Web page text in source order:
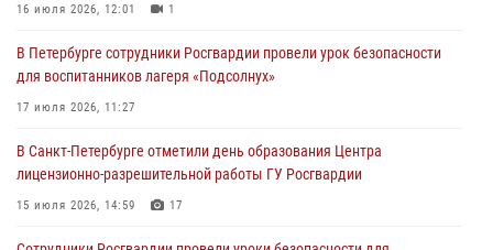
06 августа 2026, 11:36
Сотрудники и военнослужащие Росгвардии обеспечили
правопорядок при проведении матча "Зенит" - "Балтика"
06 августа 2026, 07:30
В Выборгском районе наряд Росгвардии обнаружил
разыскиваемый преступный автотранспорт
05 августа 2026, 12:25 2
16 июля 2026, 12:01 1
В Петербурге сотрудники Росгвардии провели урок безопасности
для воспитанников лагеря «Подсолнух»
17 июля 2026, 11:27
В Санкт-Петербурге отметили день образования Центра
лицензионно-разрешительной работы ГУ Росгвардии
15 июля 2026, 14:59 17